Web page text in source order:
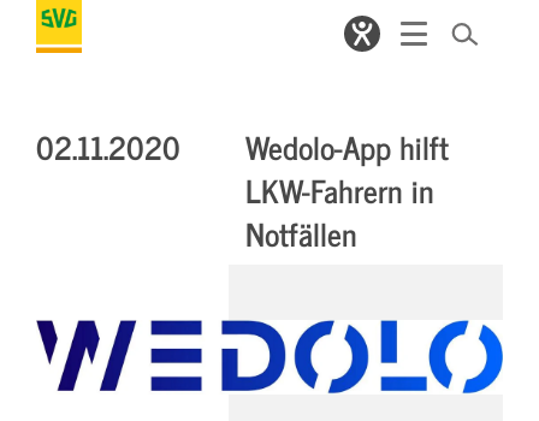
02.11.2020
Wedolo-App hilft
LKW-Fahrern in
Notfällen